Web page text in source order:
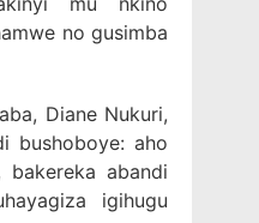
no gusimba
Diane Nukuri,
bushoboye: aho
bakereka abandi
igihugu